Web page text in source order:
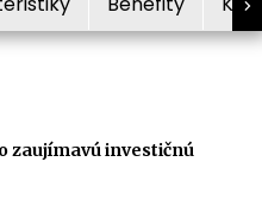
zaujímavú investičnú